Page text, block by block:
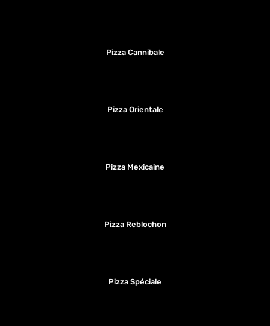
Pizza Cannibale
Pizza Orientale
Pizza Mexicaine
Pizza Reblochon
Pizza Spéciale